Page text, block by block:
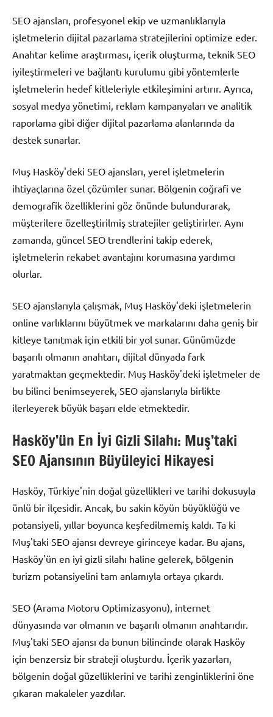
SEO ajansları, profesyonel ekip ve uzmanlıklarıyla
işletmelerin dijital pazarlama stratejilerini optimize eder.
Anahtar kelime araştırması, içerik oluşturma, teknik SEO
iyileştirmeleri ve bağlantı kurulumu gibi yöntemlerle
işletmelerin hedef kitleleriyle etkileşimini artırır. Ayrıca,
sosyal medya yönetimi, reklam kampanyaları ve analitik
raporlama gibi diğer dijital pazarlama alanlarında da
destek sunarlar.
Muş Hasköy'deki SEO ajansları, yerel işletmelerin
ihtiyaçlarına özel çözümler sunar. Bölgenin coğrafi ve
demografik özelliklerini göz önünde bulundurarak,
müşterilere özelleştirilmiş stratejiler geliştirirler. Aynı
zamanda, güncel SEO trendlerini takip ederek,
işletmelerin rekabet avantajını korumasına yardımcı
olurlar.
SEO ajanslarıyla çalışmak, Muş Hasköy'deki işletmelerin
online varlıklarını büyütmek ve markalarını daha geniş bir
kitleye tanıtmak için etkili bir yol sunar. Günümüzde
başarılı olmanın anahtarı, dijital dünyada fark
yaratmaktan geçmektedir. Muş Hasköy'deki işletmeler de
bu bilinci benimseyerek, SEO ajanslarıyla birlikte
ilerleyerek büyük başarı elde etmektedir.
Hasköy’ün En İyi Gizli Silahı: Muş’taki
SEO Ajansının Büyüleyici Hikayesi
Hasköy, Türkiye'nin doğal güzellikleri ve tarihi dokusuyla
ünlü bir ilçesidir. Ancak, bu sakin köyün büyüklüğü ve
potansiyeli, yıllar boyunca keşfedilmemiş kaldı. Ta ki
Muş'taki SEO ajansı devreye girinceye kadar. Bu ajans,
Hasköy'ün en iyi gizli silahı haline gelerek, bölgenin
turizm potansiyelini tam anlamıyla ortaya çıkardı.
SEO (Arama Motoru Optimizasyonu), internet
dünyasında var olmanın ve başarılı olmanın anahtarıdır.
Muş'taki SEO ajansı da bunun bilincinde olarak Hasköy
için benzersiz bir strateji oluşturdu. İçerik yazarları,
bölgenin doğal güzelliklerini ve tarihi zenginliklerini öne
çıkaran makaleler yazdılar.